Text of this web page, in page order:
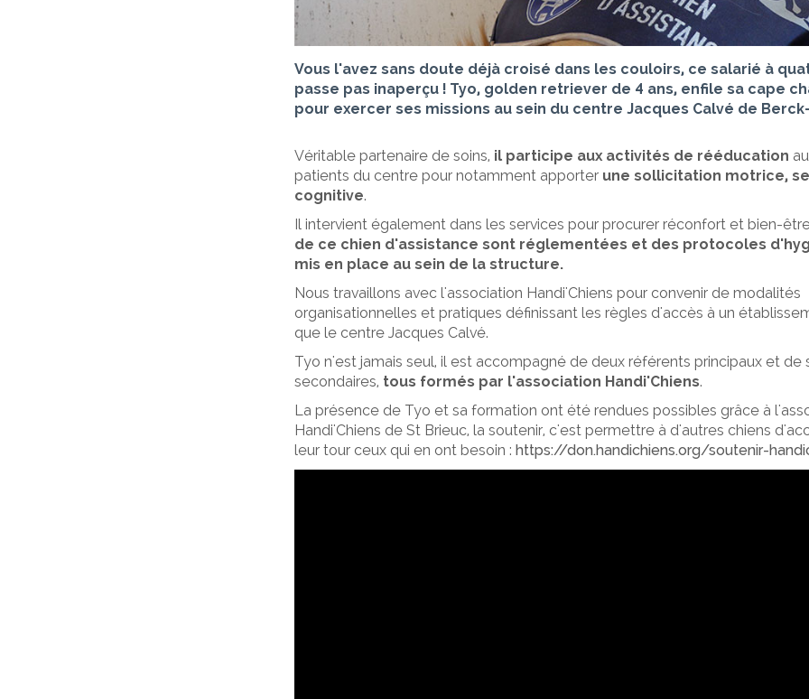
Vous l'avez sans doute déjà croisé dans les couloirs, ce salarié à
passe pas inaperçu ! Tyo, golden retriever de 4 ans, enfile sa cape
pour exercer ses missions au sein du centre Jacques Calvé de
Véritable partenaire de soins, il participe aux activités de rééducation
patients du centre pour notamment apporter une sollicitation motrice,
cognitive.
Il intervient également dans les services pour procurer réconfort et bien-
de ce chien d'assistance sont réglementées et des protocoles
mis en place au sein de la structure.
Nous travaillons avec l'association Handi'Chiens pour convenir de modalités
organisationnelles et pratiques définissant les règles d'accès à un
que le centre Jacques Calvé.
Tyo n'est jamais seul, il est accompagné de deux référents principaux et
secondaires, tous formés par l'association Handi'Chiens.
La présence de Tyo et sa formation ont été rendues possibles grâce à
Handi'Chiens de St Brieuc, la soutenir, c'est permettre à d'autres chiens
leur tour ceux qui en ont besoin : https://don.handichiens.org/soutenir-